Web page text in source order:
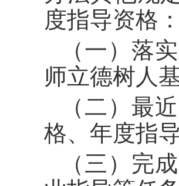
度指导资格：
（一）落
师立德树人
（二）最
格、年度指
（三）完